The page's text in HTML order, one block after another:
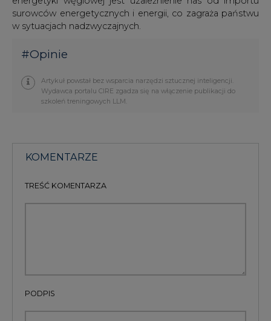
surowców energetycznych i energii, co zagraża państwu
w sytuacjach nadzwyczajnych.
#Opinie
Artykuł powstał bez wsparcia narzędzi sztucznej inteligencji.
Wydawca portalu CIRE zgadza się na włączenie publikacji do
szkoleń treningowych LLM.
KOMENTARZE
TREŚĆ KOMENTARZA
PODPIS